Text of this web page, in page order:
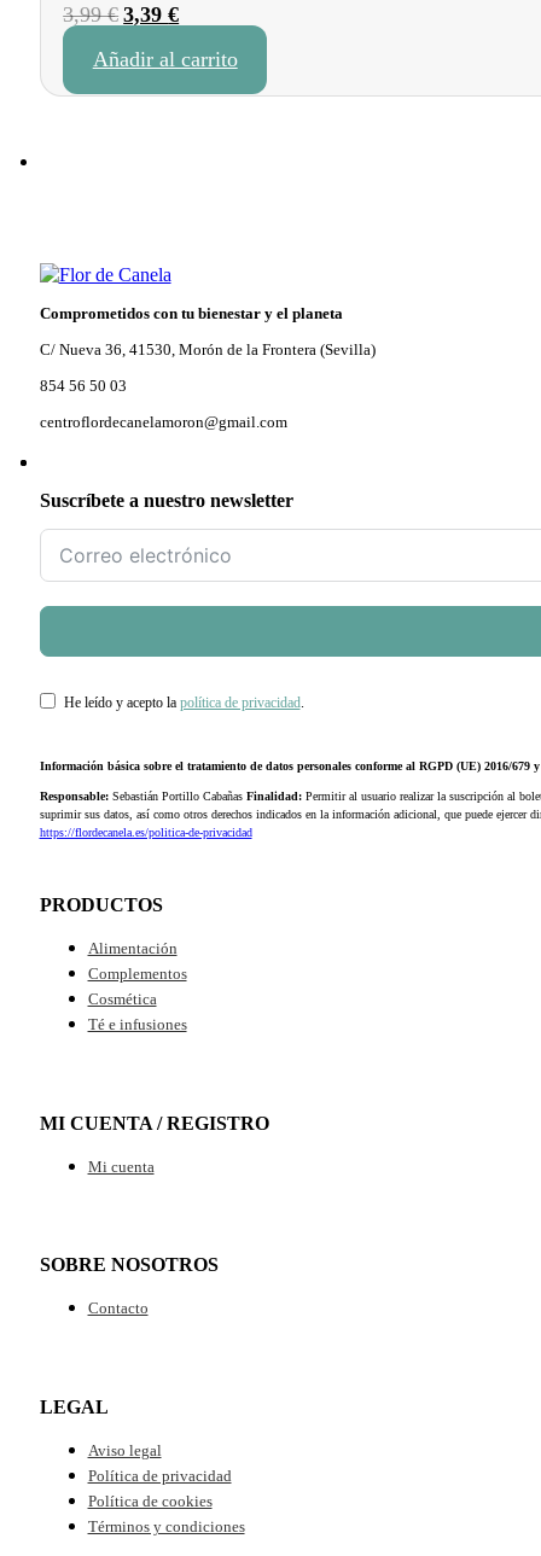
3,99€ El
original
3,39€El
actual
Añadir al carrito
Comprometidos con tu bienestar y el planeta
C/ Nueva 36, 41530, Morón de la Frontera (Sevilla)
854 56 50 03
centroflordecanelamoron@gmail.com
Suscríbete a nuestro newsletter
He leído y acepto la política de privacidad.
Información básica sobre el tratamiento de datos personales conforme al RGPD (UE) 2016/679
Responsable:Sebastián Portillo Cabañas Finalidad:Permitir al usuario realizar la suscripción al
suprimir sus datos, así como otros derechos indicados en la información adicional, que puede
https://flordecanela.es/politica-de-privacidad
PRODUCTOS
Alimentación
Complementos
Cosmética
Té e infusiones
MI CUENTA / REGISTRO
Mi cuenta
SOBRE NOSOTROS
Contacto
LEGAL
Aviso legal
Política de privacidad
Política de cookies
Términos y condiciones